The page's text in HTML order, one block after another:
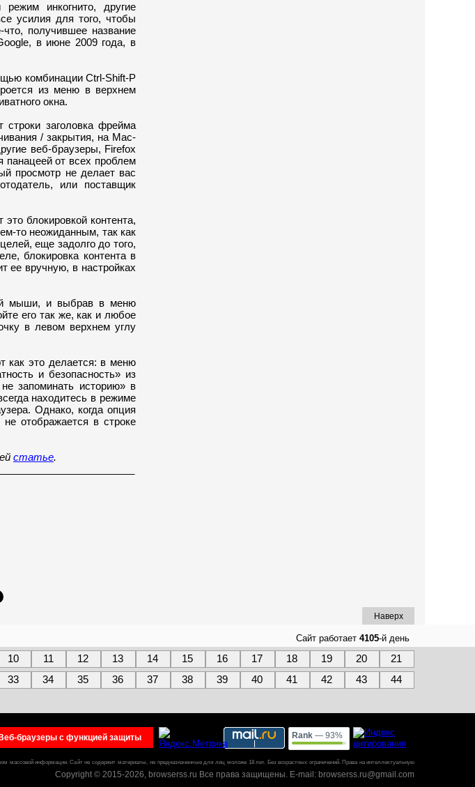
инкогнито, другие
усилия для того, чтобы
получившее название
в июне 2009 года, в
комбинации Ctrl-Shift-P
из меню в верхнем
окна.
заголовка фрейма
/ закрытия, на Mac-
веб-браузеры, Firefox
панацеей от всех проблем
просмотр не делает вас
или поставщик
блокировкой контента,
то неожиданным, так как
еще задолго до того,
блокировка контента в
ее вручную, в настройках
мыши, и выбрав в меню
его так же, как и любое
в левом верхнем углу
как это делается: в меню
и безопасность» из
запоминать историю» в
находитесь в режиме
Однако, когда опция
отображается в строке
статье.
Наверх
10 11 12 13 15 16 17 18 19 20 21
14
33 34 35 36 37 38 39 40 42 43
44
41
Сайт работает 4105-й день
массовой информации.Сайт не содержит материалы, не предназначенные для лиц моложе 18 лет. Без возрастных ограничений. Права на интеллектуальную
Copyright © 2015-2026, browserss.ru Все права защищены. E-mail: browserss.ru@gmail.com
Rank — 93%
Веб-браузеры с функцией защиты